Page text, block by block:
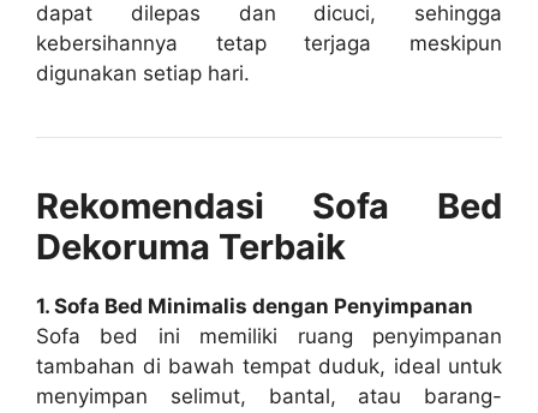
dapat dilepas dan dicuci, sehingga
kebersihannya tetap terjaga meskipun
digunakan setiap hari.
Rekomendasi Sofa Bed
Dekoruma Terbaik
1. Sofa Bed Minimalis dengan Penyimpanan
Sofa bed ini memiliki ruang penyimpanan
tambahan di bawah tempat duduk, ideal untuk
menyimpan selimut, bantal, atau barang-